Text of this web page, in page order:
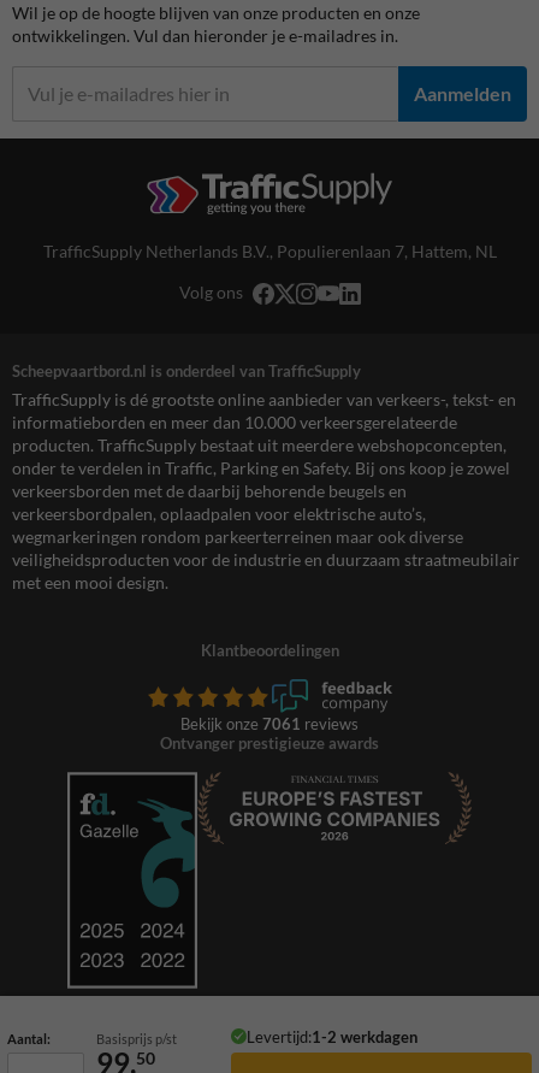
Aantal: Basisprijs p/st Levertijd:1-2 werkdagen
99,50
Wil je op de hoogte blijven van onze producten en onze
ontwikkelingen. Vul dan hieronder je e-mailadres in.
Aanmelden
TrafficSupply Netherlands B.V., Populierenlaan 7, Hattem, NL
Volg ons
Scheepvaartbord.nl is onderdeel van TrafficSupply
TrafficSupply is dé grootste online aanbieder van verkeers-, tekst- en
informatieborden en meer dan 10.000 verkeersgerelateerde
producten. TrafficSupply bestaat uit meerdere webshopconcepten,
onder te verdelen in Traffic, Parking en Safety. Bij ons koop je zowel
verkeersborden met de daarbij behorende beugels en
verkeersbordpalen, oplaadpalen voor elektrische auto’s,
wegmarkeringen rondom parkeerterreinen maar ook diverse
veiligheidsproducten voor de industrie en duurzaam straatmeubilair
met een mooi design.
Klantbeoordelingen
Bekijk onze 7061 reviews
Ontvanger prestigieuze awards